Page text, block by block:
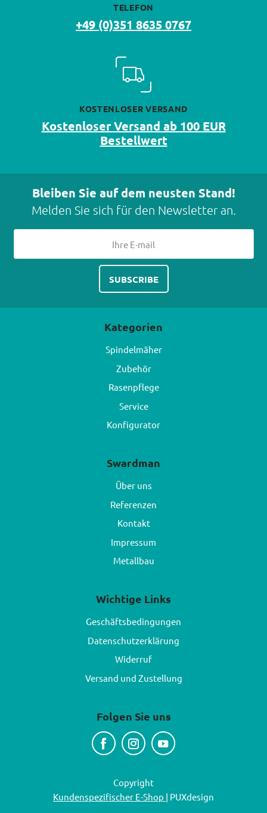
TELEFON
+49 (0)351 8635 0767
KOSTENLOSER VERSAND
Kostenloser Versand ab 100 EUR
Bestellwert
Bleiben Sie auf dem neusten Stand!
Melden Sie sich für den Newsletter an.
Kategorien
Spindelmäher
Zubehör
Rasenpflege
Service
Konfigurator
Swardman
Über uns
Referenzen
Kontakt
Impressum
Metallbau
Wichtige Links
Geschäftsbedingungen
Datenschutzerklärung
Widerruf
Versand und Zustellung
Folgen Sie uns
Copyright
Kundenspezifischer E-Shop | PUXdesign